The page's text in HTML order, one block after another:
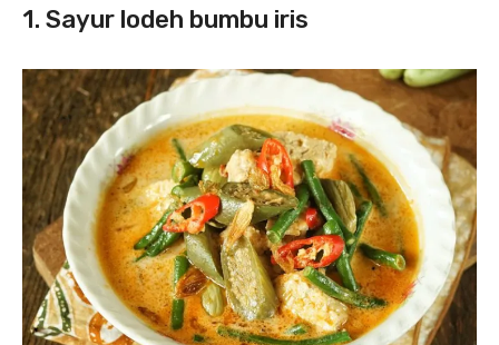
1. Sayur lodeh bumbu iris